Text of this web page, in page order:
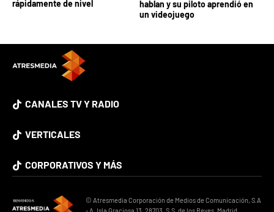
rápidamente de nivel
hablan y su piloto aprendió en
un videojuego
CANALES TV Y RADIO
VERTICALES
CORPORATIVOS Y MÁS
© Atresmedia Corporación de Medios de Comunicación, S.A
- A. Isla Graciosa 13, 28703, S.S. de los Reyes, Madrid.